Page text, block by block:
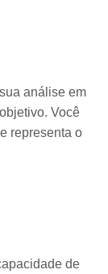
análise em
Você
representa o
de